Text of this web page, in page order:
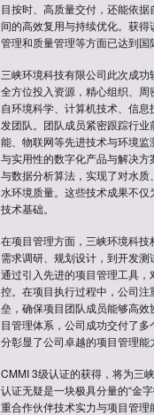
目按时、高质量交付，还能依
间的高效复用与持续优化。获
管理和质量管理等方面已达到国
三峡环境科技有限公司此次成
全方位投入资源，精心组织、
自环境科学、计算机技术、信
发团队。团队成员紧密跟踪行
能、物联网等先进技术与环境
与实用性的数字化产品与解决
与数据分析算法，实现了对水
水环境质量。这些技术成果不
技术基础。
在项目管理方面，三峡环境科
需求调研、规划设计，到开发
通过引入先进的项目管理工具
控。在项目执行过程中，公司
垒，确保项目团队成员能够高
目管理体系，公司成功交付了
分彰显了公司卓越的项目管理能
CMMI 3级认证的获得，将为三
认证无疑是一块极具分量的“金
重合作伙伴技术实力与项目管